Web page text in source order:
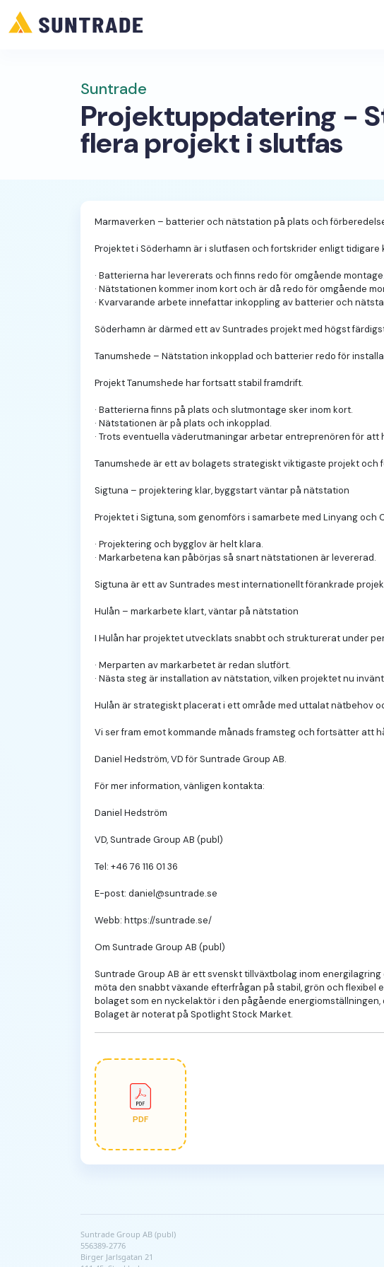
Suntrade
Projektuppdatering -
flera projekt i slutfas
Marmaverken – batterier och nätstation på plats och
Projektet i Söderhamn är i slutfasen och fortskrider enligt
· Batterierna har levererats och finns redo för omgående montage.
· Nätstationen kommer inom kort och är då redo för omgående
· Kvarvarande arbete innefattar inkoppling av batterier och
Söderhamn är därmed ett av Suntrades projekt med högst
Tanumshede – Nätstation inkopplad och batterier redo för
Projekt Tanumshede har fortsatt stabil framdrift.
· Batterierna finns på plats och slutmontage sker inom kort.
· Nätstationen är på plats och inkopplad.
· Trots eventuella väderutmaningar arbetar entreprenören för
Tanumshede är ett av bolagets strategiskt viktigaste projekt och
Sigtuna – projektering klar, byggstart väntar på nätstation
Projektet i Sigtuna, som genomförs i samarbete med Linyang
· Projektering och bygglov är helt klara.
· Markarbetena kan påbörjas så snart nätstationen är levererad.
Sigtuna är ett av Suntrades mest internationellt förankrade
Hulån – markarbete klart, väntar på nätstation
I Hulån har projektet utvecklats snabbt och strukturerat under
· Merparten av markarbetet är redan slutfört.
· Nästa steg är installation av nätstation, vilken projektet nu
Hulån är strategiskt placerat i ett område med uttalat nätbehov
Vi ser fram emot kommande månads framsteg och fortsätter att
Daniel Hedström, VD för Suntrade Group AB.
För mer information, vänligen kontakta:
Daniel Hedström
VD, Suntrade Group AB (publ)
Tel: +46 76 116 01 36
E-post: daniel@suntrade.se
Webb: https://suntrade.se/
Om Suntrade Group AB (publ)
Suntrade Group AB är ett svenskt tillväxtbolag inom
möta den snabbt växande efterfrågan på stabil, grön och
bolaget som en nyckelaktör i den pågående
Bolaget är noterat på Spotlight Stock Market.
PDF
Suntrade Group AB (publ)
556389-2776
Birger Jarlsgatan 21